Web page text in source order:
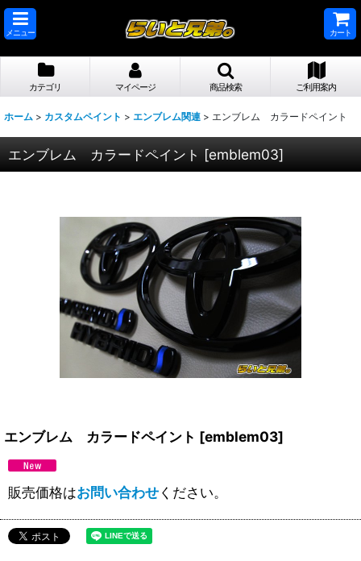
メニュー カート
カテゴリ マイページ 商品検索 ご利用案内
ホーム > カスタムペイント > エンブレム関連 > エンブレム カラードペイント
エンブレム カラードペイント [emblem03]
エンブレム カラードペイント [emblem03]
販売価格はお問い合わせください。